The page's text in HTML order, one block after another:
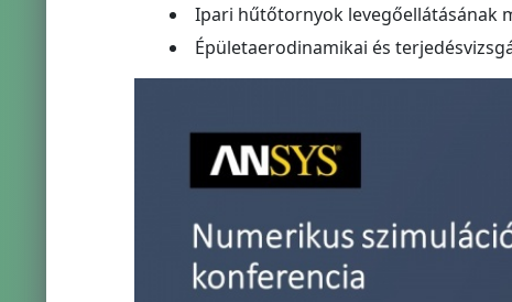
Ipari hűtőtornyok levegőellátásának
Épületaerodinamikai és